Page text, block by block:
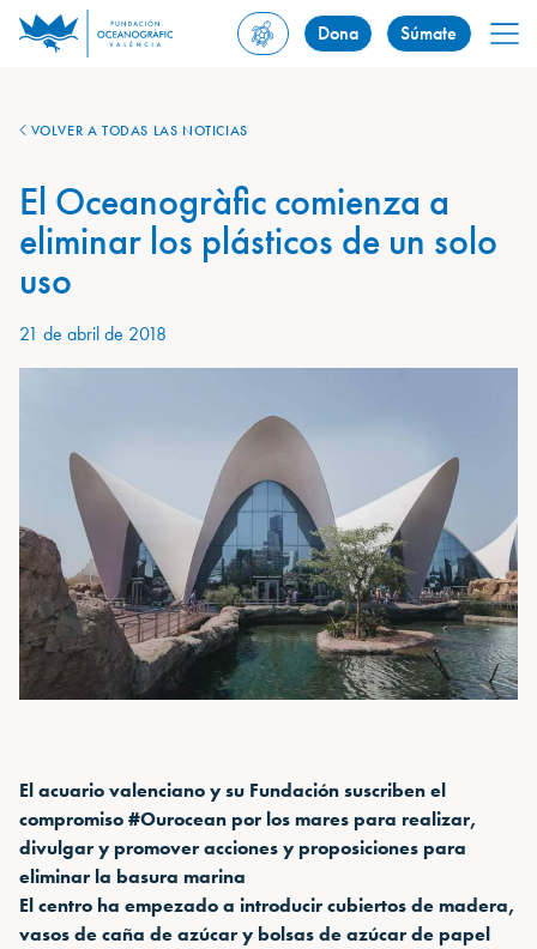
Dona Súmate
VOLVER A TODAS LAS NOTICIAS
El Oceanogràfic comienza a
eliminar los plásticos de un solo
uso
21 de abril de 2018
El acuario valenciano y su Fundación suscriben el
compromiso #Ourocean por los mares para realizar,
divulgar y promover acciones y proposiciones para
eliminar la basura marina
El centro ha empezado a introducir cubiertos de madera,
vasos de caña de azúcar y bolsas de azúcar de papel